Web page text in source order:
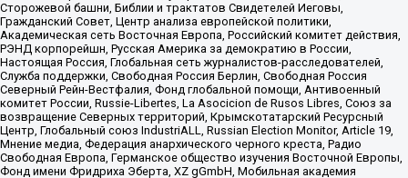
Сторожевой башни, Библии и трактатов Свидетелей Иеговы,
Гражданский Совет, Центр анализа европейской политики,
Академическая сеть Восточная Европа, Российский комитет действия,
РЭНД корпорейшн, Русская Америка за демократию в России,
Настоящая Россия, Глобальная сеть журналистов-расследователей,
Служба поддержки, Свободная Россия Берлин, Свободная Россия
Северный Рейн-Вестфалия, Фонд глобальной помощи, Антивоенный
комитет России, Russie-Libertes, La Asocicion de Rusos Libres, Союз за
возвращение Северных территорий, Крымскотатарский Ресурсный
Центр, Глобальный союз IndustriALL, Russian Election Monitor, Article 19,
Мнение медиа, Федерация анархического черного креста, Радио
Свободная Европа, Германское общество изучения Восточной Европы,
Фонд имени Фридриха Эберта, XZ gGmbH, Мобильная академия